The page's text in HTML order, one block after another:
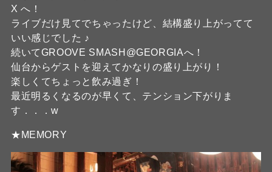
X へ！
ライブだけ見てでちゃったけど、結構盛り上がってて
いい感じでした ♪
続いてGROOVE SMASH@GEORGIAへ！
仙台からゲストを迎えてかなりの盛り上がり！
楽しくてちょっと飲み過ぎ！
最近明るくなるのが早くて、テンション下がりま
す．．．w
★MEMORY